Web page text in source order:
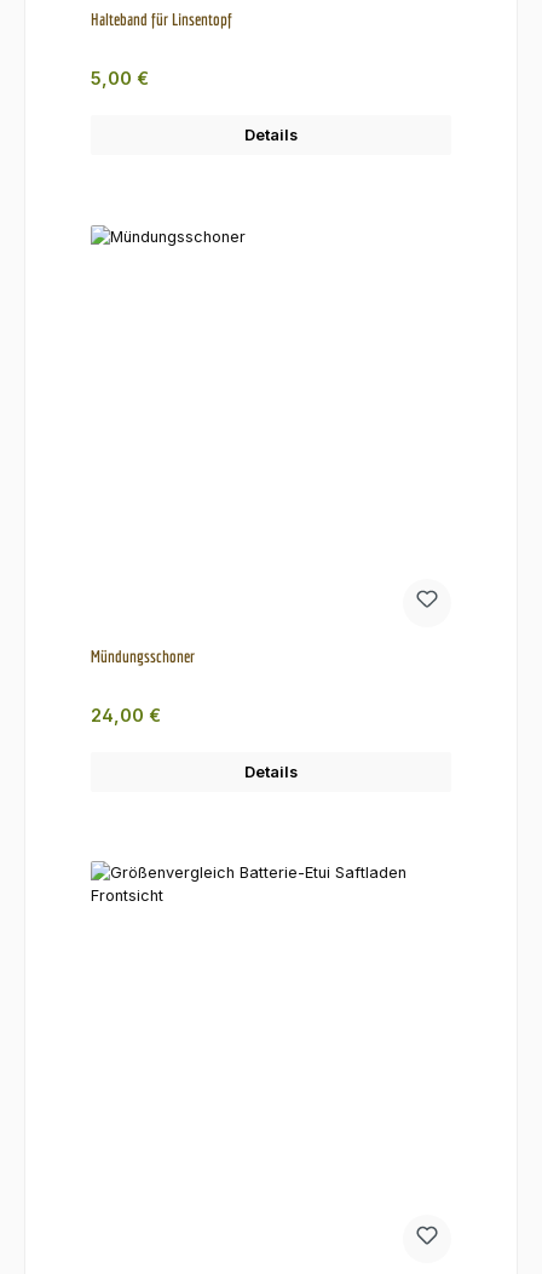
Halteband für Linsentopf
Regulärer Preis:
5,00 €
Details
Mündungsschoner
Regulärer Preis:
24,00 €
Details